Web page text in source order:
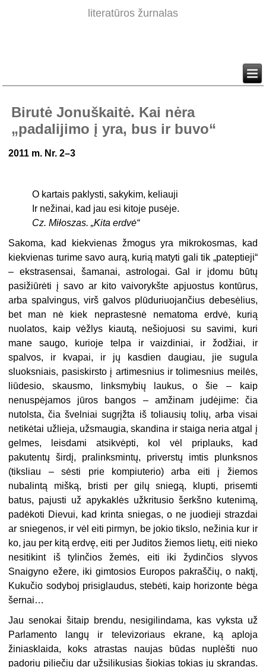
literatūros žurnalas
Birutė Jonuškaitė. Kai nėra
„padalijimo į yra, bus ir buvo“
2011 m. Nr. 2–3
O kartais paklysti, sakykim, keliauji
Ir nežinai, kad jau esi kitoje pusėje.
Cz. Miłoszas. „Kita erdvė“
Sakoma, kad kiekvienas žmogus yra mikrokosmas, kad
kiekvienas turime savo aurą, kurią matyti gali tik „pateptieji“
– ekstrasensai, šamanai, astrologai. Gal ir įdomu būtų
pasižiūrėti į savo ar kito vaivorykšte apjuostus kontūrus,
arba spalvingus, virš galvos plūduriuojančius debesėlius,
bet man nė kiek neprastesnė nematoma erdvė, kurią
nuolatos, kaip vėžlys kiautą, nešiojuosi su savimi, kuri
mane saugo, kurioje telpa ir vaizdiniai, ir žodžiai, ir
spalvos, ir kvapai, ir jų kasdien daugiau, jie sugula
sluoksniais, pasiskirsto į artimesnius ir tolimesnius meilės,
liūdesio, skausmo, linksmybių laukus, o šie – kaip
nenuspėjamos jūros bangos – amžinam judėjime: čia
nutolsta, čia švelniai sugrįžta iš toliausių tolių, arba visai
netikėtai užlieja, užsmaugia, skandina ir staiga neria atgal į
gelmes, leisdami atsikvėpti, kol vėl priplauks, kad
pakutentų širdį, pralinksmintų, priverstų imtis plunksnos
(tiksliau – sėsti prie kompiuterio) arba eiti į žiemos
nubalintą mišką, bristi per gilų sniegą, klupti, prisemti
batus, pajusti už apykaklės užkritusio šerkšno kutenimą,
padėkoti Dievui, kad krinta sniegas, o ne juodieji strazdai
ar sniegenos, ir vėl eiti pirmyn, be jokio tikslo, nežinia kur ir
ko, jau per kitą erdvę, eiti per Juditos žiemos lietų, eiti nieko
nesitikint iš tylinčios žemės, eiti iki žydinčios slyvos
Snaigyno ežere, iki gimtosios Europos pakraščių, o naktį,
Kukučio sodyboj prisiglaudus, stebėti, kaip horizonte bėga
šernai…
Jau senokai šitaip brendu, nesigilindama, kas vyksta už
Parlamento langų ir televizoriaus ekrane, ką aploja
žiniasklaida, koks atrastas naujas būdas nuplėšti nuo
padorių piliečių dar užsilikusias šiokias tokias jų skrandas.